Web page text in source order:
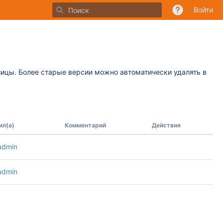
Войти
Более старые версии можно автоматически удалять в
Комментарий Действия